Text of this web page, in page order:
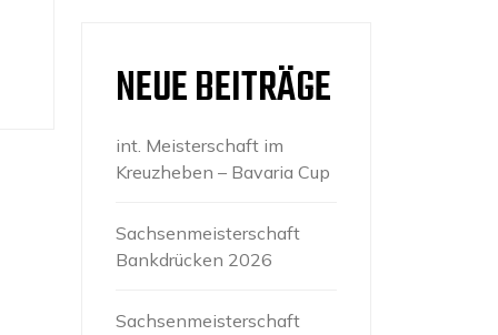
NEUE BEITRÄGE
int. Meisterschaft im
Kreuzheben – Bavaria Cup
Sachsenmeisterschaft
Bankdrücken 2026
Sachsenmeisterschaft